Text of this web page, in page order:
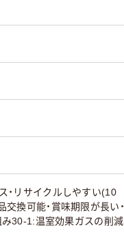
・リサイクルしやすい(10
換可能・賞味期限が長い・
30-1:温室効果ガスの削減